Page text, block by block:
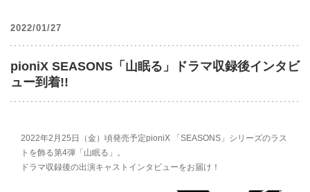
2022/01/27
pioniX SEASONS「山眠る」ドラマ収録後インタビ
ュー到着!!
2022年2月25日（金）頃発売予定pioniX 「SEASONS」シリーズのラス
トを飾る第4弾「山眠る」。
ドラマ収録後の出演キャストインタビューをお届け！